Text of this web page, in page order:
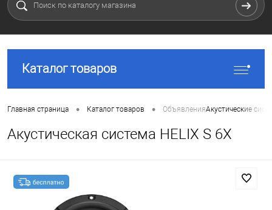
Каталог товаров
Главная страница • Каталог товаров • ОбъявленияАкустические
Акустическая система HELIX S 6X